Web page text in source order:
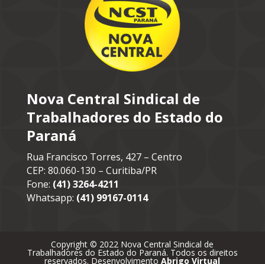
Nova Central Sindical de
Trabalhadores do Estado do
Paraná
Rua Francisco Torres, 427 – Centro
CEP: 80.060-130 – Curitiba/PR
Fone: (41) 3264-4211
Whatsapp: (41) 99167-0114
Copyright © 2022 Nova Central Sindical de
Trabalhadores do Estado do Paraná. Todos os direitos
reservados. DesenvolvimentoAbrigo Virtual